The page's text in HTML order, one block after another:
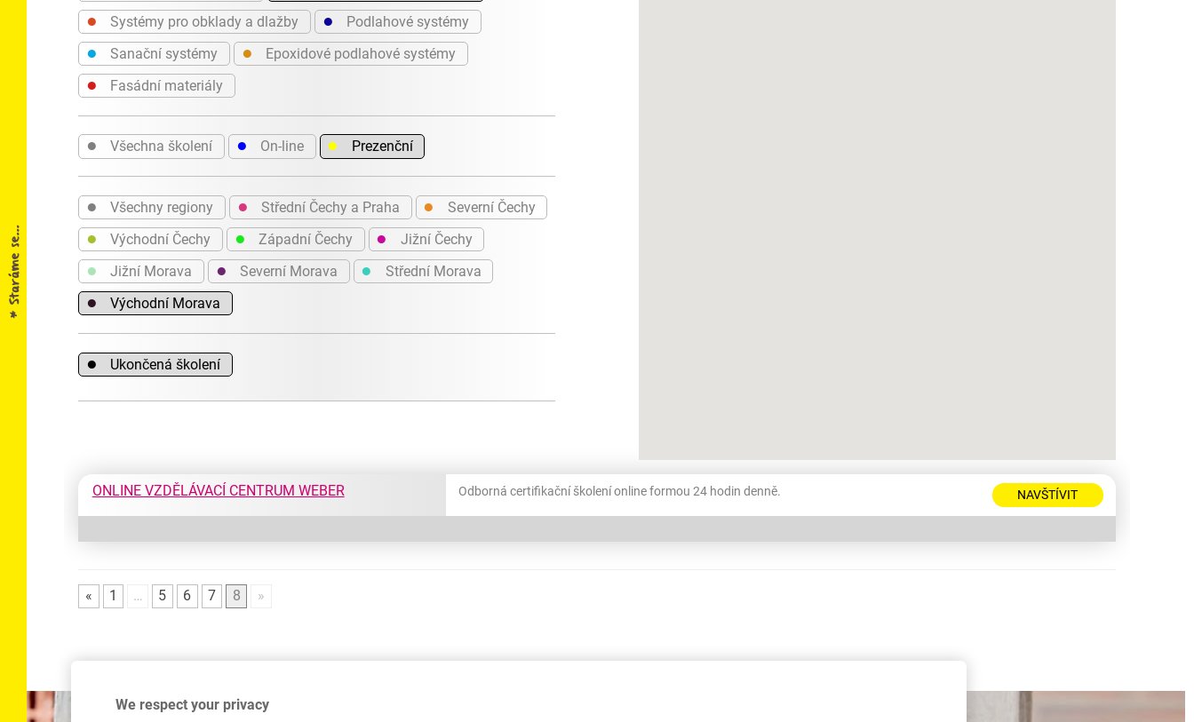
● Systémy pro obklady a dlažby ● Podlahové systémy
● Sanační systémy ● Epoxidové podlahové systémy
● Fasádní materiály
● Všechna školení ● On-line ● Prezenční
● Všechny regiony ● Střední Čechy a Praha ● Severní Čechy
● Východní Čechy ● Západní Čechy ● Jižní Čechy
● Jižní Morava ● Severní Morava ● Střední Morava
● Východní Morava
● Ukončená školení
ONLINE VZDĚLÁVACÍ CENTRUM WEBER Odborná certifikační školení online formou 24 hodin denně. NAVŠTÍVIT
« 1 … 5 6 7 8 »
We respect your privacy